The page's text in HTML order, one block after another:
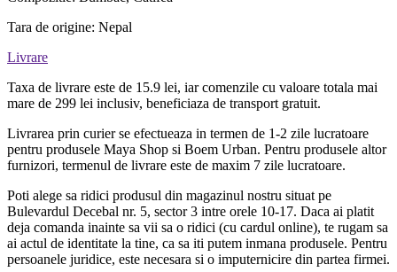
Tara de origine: Nepal
Livrare
Taxa de livrare este de 15.9 lei, iar comenzile cu valoare totala mai
mare de 299 lei inclusiv, beneficiaza de transport gratuit.
Livrarea prin curier se efectueaza in termen de 1-2 zile lucratoare
pentru produsele Maya Shop si Boem Urban. Pentru produsele altor
furnizori, termenul de livrare este de maxim 7 zile lucratoare.
Poti alege sa ridici produsul din magazinul nostru situat pe
Bulevardul Decebal nr. 5, sector 3 intre orele 10-17. Daca ai platit
deja comanda inainte sa vii sa o ridici (cu cardul online), te rugam sa
ai actul de identitate la tine, ca sa iti putem inmana produsele. Pentru
persoanele juridice, este necesara si o imputernicire din partea firmei.